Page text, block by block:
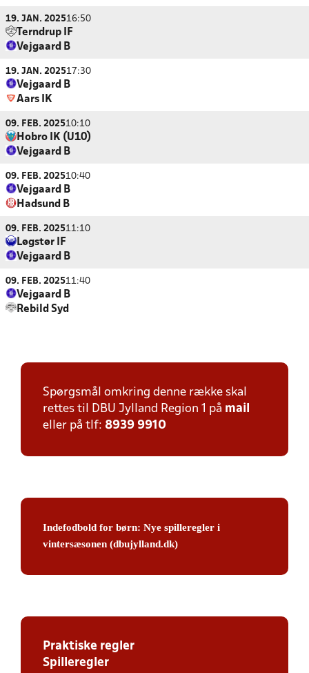
19. JAN. 202516:50
Terndrup IF
Vejgaard B
19. JAN. 202517:30
Vejgaard B
Aars IK
09. FEB. 202510:10
Hobro IK (U10)
Vejgaard B
09. FEB. 202510:40
Vejgaard B
Hadsund B
09. FEB. 202511:10
Løgstør IF
Vejgaard B
09. FEB. 202511:40
Vejgaard B
Rebild Syd
Spørgsmål omkring denne række skal
rettes til DBU Jylland Region 1 på mail
eller på tlf: 8939 9910
Indefodbold for børn: Nye spilleregler i
vintersæsonen (dbujylland.dk)
Praktiske regler
Spilleregler